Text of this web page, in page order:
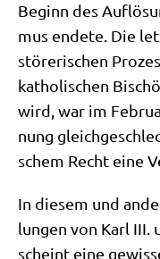
Beginn des
mus ende­te. Die
stö­re­ri­schen
katho­li­schen
wird, war im
nung
schem Recht eine
In die­sem und
lun­gen von Karl III.
scheint eine